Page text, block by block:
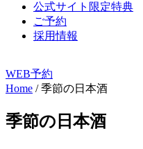
公式サイト限定特典
ご予約
採用情報
WEB予約
Home /季節の日本酒
季節の日本酒